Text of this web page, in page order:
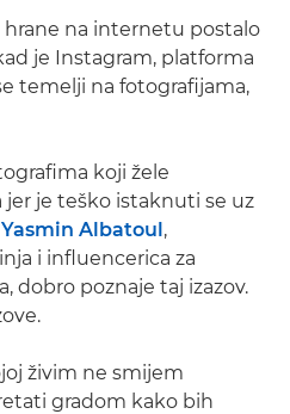
na internetu postalo
je Instagram, platforma
temelji na fotografijama,
koji žele
je teško istaknuti se uz
Yasmin Albatoul,
i influencerica za
dobro poznaje taj izazov.
živim ne smijem
gradom kako bih